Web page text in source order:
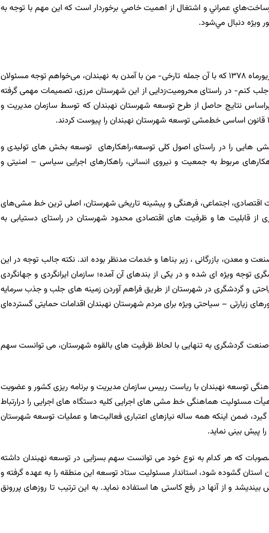
عمراني و اشتغال از اهميت خاصي برخوردار است که این مهم با توجه به
ویژه دنبال مي‌شود.
در جریان سفر رهبر معظم انقلاب به نهبندان در شهریورماه 1378 که با آن جمله تارخی- من با آمدن به نهبندان، می‌خواهم توجه مسئولان
جلب کنم- در راستای محرومیت‌زدایی از این شهرستان مرزی، تصمیمات مهمی گرفته
هم در جلسه 30/04/1381 خود براساس نتایج حاصل از طرح توسعه شهرستان نهبندان که توسط سازمان مدیریت و
نهبندان در 6 فصل ، خط مشی هایی را در راستای اصول کلی توسعه،راهکارهای توسعه بخش های تولیدی و
مربوط به جمعیت و نیروی انسانی، راهکارهای اجرایی سیاسی – امنیتی و
اقتصادی، اجتماعی، فرهنگی و پیشینه تاریخی شهرستان، اصلی ترین خط مشی‌های
از قابلیت ها و ظرفیت های اقتصادی محدود شهرستان در راستای دستیابی به
و معدن، بازرگانی ، زیر بناها و خدمات مدنظر بوده اند. نکته جالب توجه در این
سال 78 به حوزه گردشگری توجه ویژه ای شده و در یکی از بندهای آن آمده؛ سازمان ایرانگردی و جهانگردی
و گردشگری در شهرستان از طریق فراهم آوردن زمینه های جلب و جذب سرمایه
زیارتی – سیاحتی ویژه برای مردم شهرستان نهبندان اقدامات حمایتی گسترده‌ای
گردشگری به تنهایی با لحاظ ظرفیت های بالقوه شهرستان، می توانست سهم
عالی هماهنگی توسعه نهبندان با ریاست رییس سازمان مدیریت و برنامه ریزی کشور و عضویت
مسئولیت هماهنگی خط مشی های اجرایی کلیه دستگاه های اجرایی را درارتباط
ضمن اینکه همه ساله نیازهای اعتباری فعالیت‌ها و عملیات توسعه شهرستان
پیش بینی نماید.
که هر کدام به نوع خود می توانست سهم بسزایی در توسعه نهبندان داشته
استان گشوده شود، استاندار مسئولیت ستاد توسعه این منطقه را به عهده گرفته و
و از آنها در رفع کاستی ها استفاده نماید. به این ترتیب تا روزهای پررونق